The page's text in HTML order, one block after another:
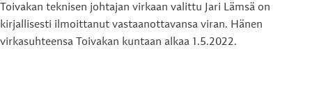
Toivakan teknisen johtajan virkaan valittu Jari Lämsä on
kirjallisesti ilmoittanut vastaanottavansa viran. Hänen
virkasuhteensa Toivakan kuntaan alkaa 1.5.2022.